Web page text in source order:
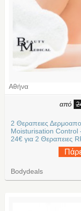
Αθήνα
από
2 Θεραπειες
Moisturisation Control
24€ για 2 Θεραπειες
Bodydeals